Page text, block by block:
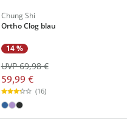
Chung Shi
Ortho Clog blau
14 %
59,99 €
UVP 69,98 €
(16)